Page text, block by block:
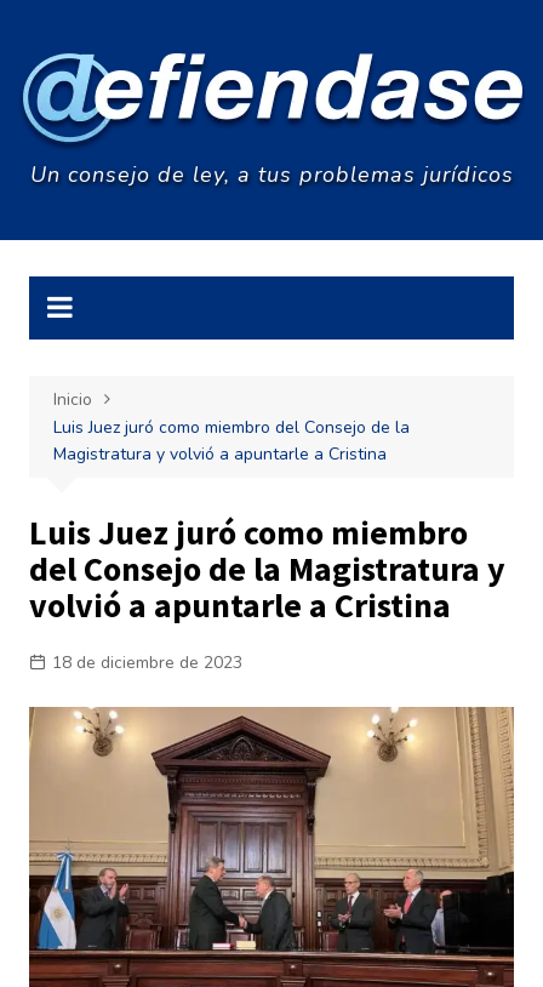
contenido
Un consejo de ley, a tus problemas jurídicos
Inicio
Luis Juez juró como miembro del Consejo de la
Magistratura y volvió a apuntarle a Cristina
Luis Juez juró como miembro
del Consejo de la Magistratura y
volvió a apuntarle a Cristina
18 de diciembre de 2023